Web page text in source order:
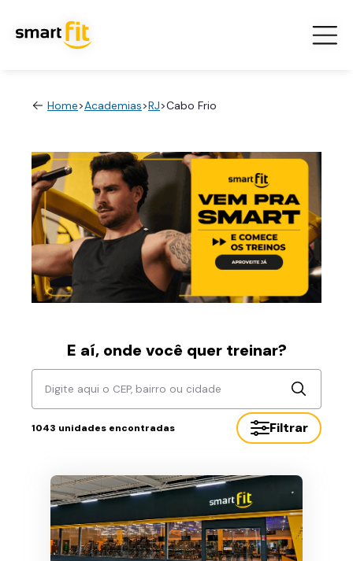
Home>Academias>RJ>Cabo Frio
E aí, onde você quer treinar?
Digite aqui o CEP, bairro ou cidade
1043 unidades encontradas Filtrar